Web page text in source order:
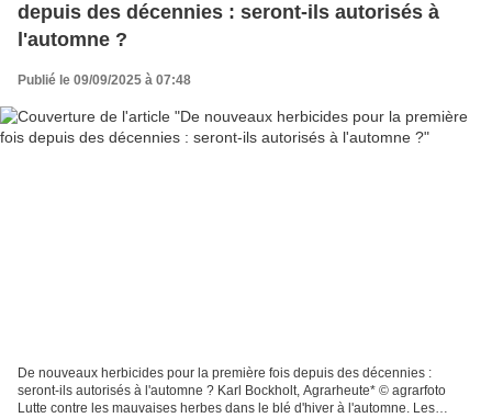
depuis des décennies : seront-ils autorisés à
l'automne ?
Publié le 09/09/2025 à 07:48
De nouveaux herbicides pour la première fois depuis des décennies :
seront-ils autorisés à l'automne ? Karl Bockholt, Agrarheute* © agrarfoto
Lutte contre les mauvaises herbes dans le blé d'hiver à l'automne. Les